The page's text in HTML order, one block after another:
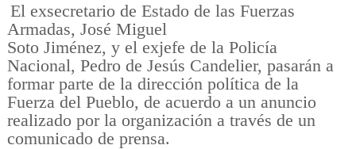
El exsecretario de Estado de las Fuerzas
Armadas, José Miguel
Soto Jiménez, y el exjefe de la Policía
Nacional, Pedro de Jesús Candelier, pasarán a
formar parte de la dirección política de la
Fuerza del Pueblo, de acuerdo a un anuncio
realizado por la organización a través de un
comunicado de prensa.